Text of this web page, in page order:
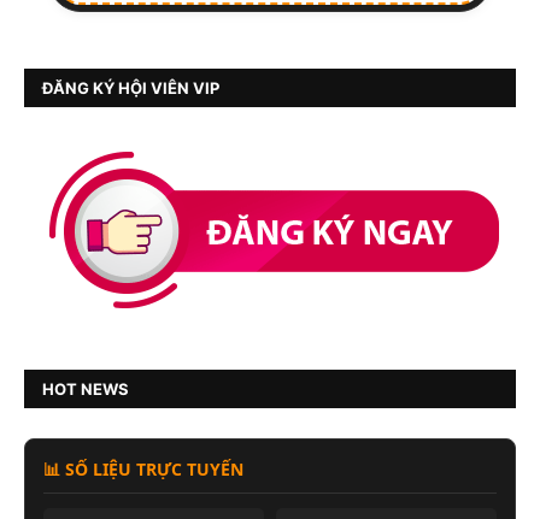
ĐĂNG KÝ HỘI VIÊN VIP
HOT NEWS
📊 SỐ LIỆU TRỰC TUYẾN